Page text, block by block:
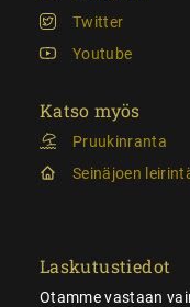
Twitter
Youtube
Katso myös
Pruukinranta
Seinäjoen
Laskutustiedot
Otamme vastaan